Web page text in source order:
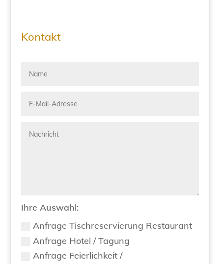
Kontakt
Ihre Auswahl:
Anfrage Tischreservierung Restaurant
Anfrage Hotel / Tagung
Anfrage Feierlichkeit /